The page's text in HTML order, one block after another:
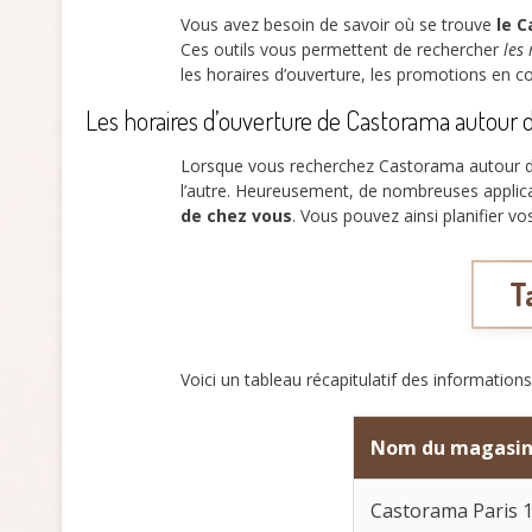
Vous avez besoin de savoir où se trouve le
Ces outils vous permettent de rechercher les
les horaires d’ouverture, les promotions en
Les horaires d’ouverture de Castorama autour
Lorsque vous recherchez Castorama autour
l’autre. Heureusement, de nombreuses
de chez vous. Vous pouvez ainsi planifier
Voici un tableau récapitulatif des
Nom du magasin
Castorama Paris